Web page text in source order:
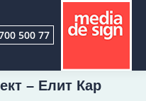
500 77
– Елит Кар